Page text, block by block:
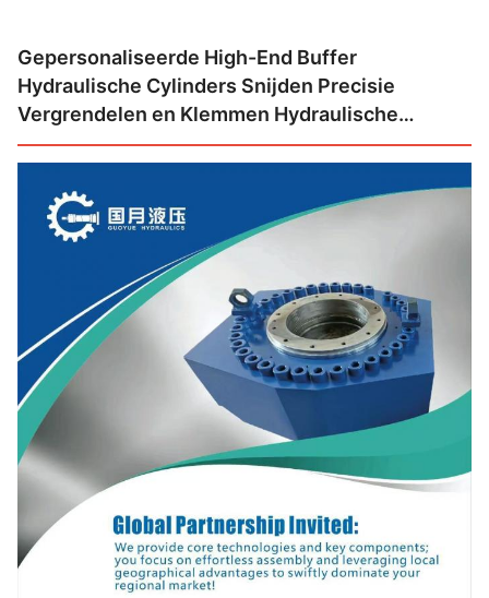
Gepersonaliseerde High-End Buffer
Hydraulische Cylinders Snijden Precisie
Vergrendelen en Klemmen Hydraulische
Cylinder